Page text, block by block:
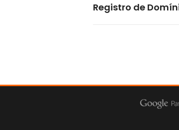
Registro de